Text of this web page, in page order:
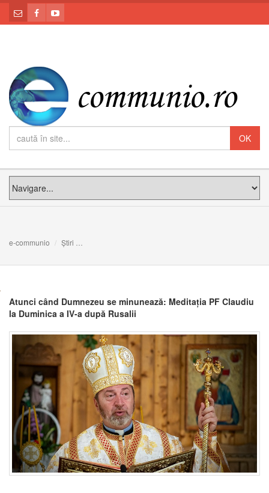
e-communio Știri
Atunci când Dumnezeu se minunează: Meditația PF Claudiu
la Duminica a IV-a după Rusalii